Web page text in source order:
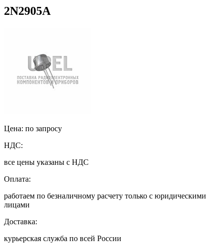
2N2905A
Цена: по запросу
НДС:
все цены указаны с НДС
Оплата:
работаем по безналичному расчету только с юридическими
лицами
Доставка:
курьерская служба по всей России